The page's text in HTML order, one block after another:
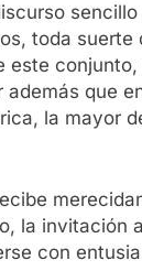
toda
este
que
la mayor
la invitación
con